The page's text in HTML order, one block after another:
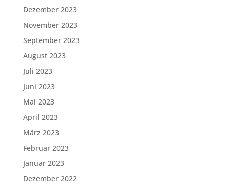
Dezember 2023
November 2023
September 2023
August 2023
Juli 2023
Juni 2023
Mai 2023
April 2023
März 2023
Februar 2023
Januar 2023
Dezember 2022